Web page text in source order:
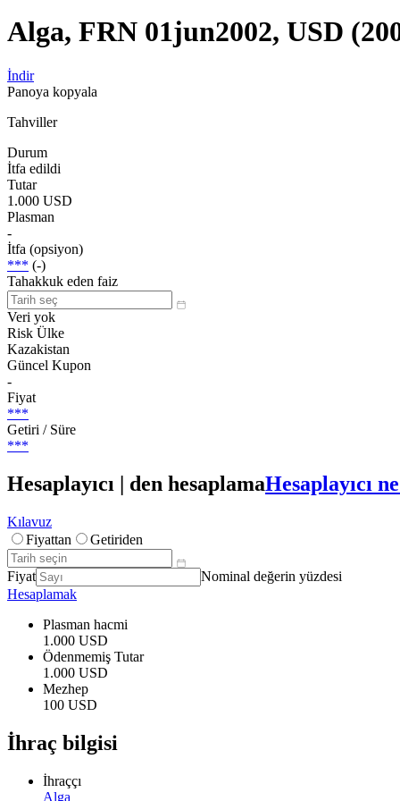
Alga, FRN 01jun2002, USD
İndir
Panoya kopyala
Tahviller
Durum
İtfa edildi
Tutar
1.000 USD
Plasman
-
İtfa (opsiyon)
*** (-)
Tahakkuk eden faiz
Veri yok
Risk Ülke
Kazakistan
Güncel Kupon
-
Fiyat
***
Getiri / Süre
***
Hesaplayıcı | den hesaplamaHesaplayıcı
Kılavuz
Fiyattan
Getiriden
Fiyat
Nominal değerin yüzdesi
Hesaplamak
Plasman hacmi
1.000 USD
Ödenmemiş Tutar
1.000 USD
Mezhep
100 USD
İhraç bilgisi
İhraççı
Alga